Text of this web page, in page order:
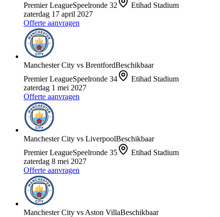
Premier LeagueSpeelronde 32
Etihad Stadium
zaterdag 17 april 2027
Offerte aanvragen
Manchester City vs BrentfordBeschikbaar
Premier LeagueSpeelronde 34
Etihad Stadium
zaterdag 1 mei 2027
Offerte aanvragen
Manchester City vs LiverpoolBeschikbaar
Premier LeagueSpeelronde 35
Etihad Stadium
zaterdag 8 mei 2027
Offerte aanvragen
Manchester City vs Aston VillaBeschikbaar